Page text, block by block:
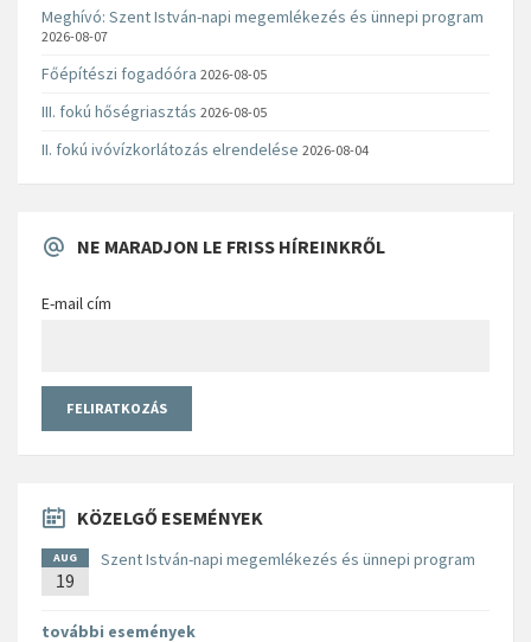
Meghívó: Szent István-napi megemlékezés és ünnepi program
2026-08-07
Főépítészi fogadóóra 2026-08-05
III. fokú hőségriasztás 2026-08-05
II. fokú ivóvízkorlátozás elrendelése 2026-08-04
NE MARADJON LE FRISS HÍREINKRŐL
E-mail cím
KÖZELGŐ ESEMÉNYEK
AUG
19
Szent István-napi megemlékezés és ünnepi program
további események